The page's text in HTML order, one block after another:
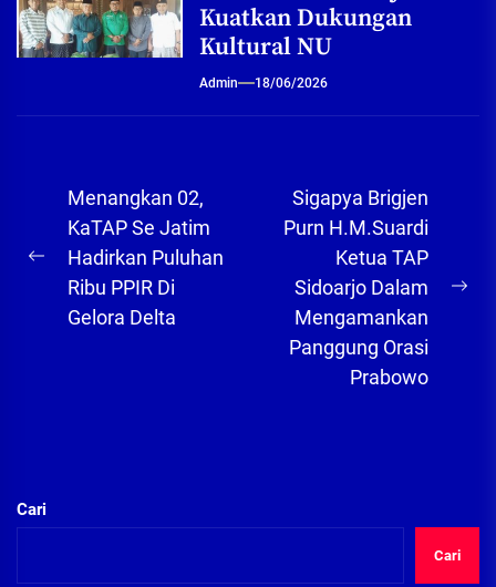
Kuatkan Dukungan
Kultural NU
Admin 18/06/2026
Navigasi
pos
Previous
post:
Menangkan 02,
KaTAP Se Jatim
Hadirkan Puluhan
Ribu PPIR Di
Gelora Delta
Sigapya Brigjen
Purn H.M.Suardi
Ketua TAP
Sidoarjo Dalam
Mengamankan
Panggung Orasi
Prabowo
Cari
Cari